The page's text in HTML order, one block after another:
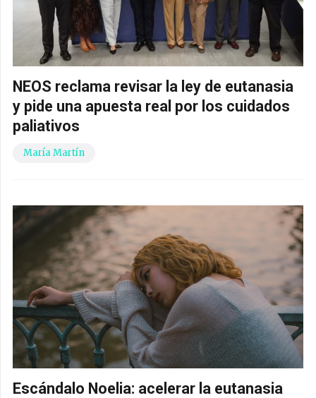
NEOS reclama revisar la ley de eutanasia
y pide una apuesta real por los cuidados
paliativos
María Martín
Escándalo Noelia: acelerar la eutanasia